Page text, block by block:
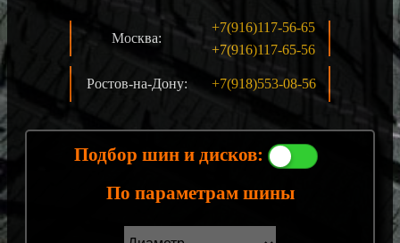
Москва:
+7(916)117-56-65
+7(916)117-65-56
Ростов-на-Дону: +7(918)553-08-56
Подбор шин и дисков:
По параметрам шины